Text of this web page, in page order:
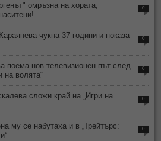
омръзна на хората,
0
чукна 37 години и показа
0
поема нов телевизионен път след
на волята“
0
сложи край на „Игри на
0
му се набутаха и в „Трейтърс:
0